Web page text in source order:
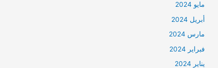
مايو 2024
أبريل 2024
مارس 2024
فبراير 2024
يناير 2024